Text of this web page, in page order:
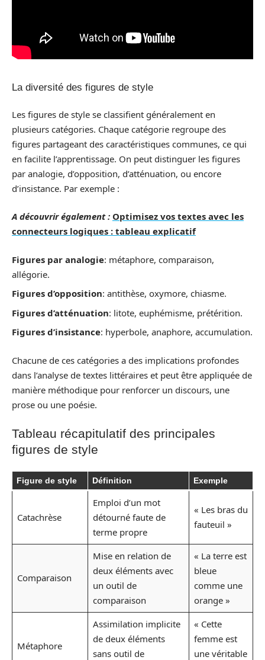
La diversité des figures de style
Les figures de style se classifient généralement en
plusieurs catégories. Chaque catégorie regroupe des
figures partageant des caractéristiques communes, ce qui
en facilite l’apprentissage. On peut distinguer les figures
par analogie, d’opposition, d’atténuation, ou encore
d’insistance. Par exemple :
A découvrir également : Optimisez vos textes avec les
connecteurs logiques : tableau explicatif
Figures par analogie: métaphore, comparaison,
allégorie.
Figures d’opposition: antithèse, oxymore, chiasme.
Figures d’atténuation: litote, euphémisme, prétérition.
Figures d’insistance: hyperbole, anaphore, accumulation.
Chacune de ces catégories a des implications profondes
dans l’analyse de textes littéraires et peut être appliquée de
manière méthodique pour renforcer un discours, une
prose ou une poésie.
Tableau récapitulatif des principales
figures de style
Figure de style Définition Exemple
Catachrèse
Emploi d’un mot
détourné faute de
terme propre
« Les bras du
fauteuil »
Comparaison
Mise en relation de
deux éléments avec
un outil de
comparaison
« La terre est
bleue
comme une
orange »
Métaphore
Assimilation implicite
de deux éléments
sans outil de
« Cette
femme est
une véritable